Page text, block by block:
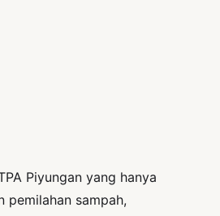
Piyungan yang hanya
pemilahan sampah,